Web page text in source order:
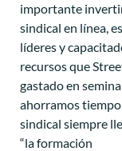
importante
sindical en línea,
líderes y
recursos que
gastado en
ahorramos
sindical siempre
“la formación